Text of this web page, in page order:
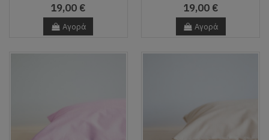
19,00 €
Αγορά
19,00 €
Αγορά